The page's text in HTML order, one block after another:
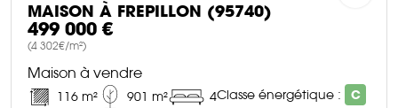
MAISON À FREPILLON (95740)
499 000 €
(4 302€/m²)
Maison à vendre
116 m² 901 m² 4Classe énergétique : C